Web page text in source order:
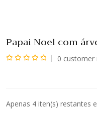
Papai Noel com
5
0 customer
Apenas 4 iten(s) restantes